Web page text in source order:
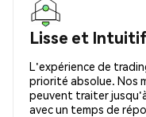
Lisse et Intuitif
L'expérience de
priorité absolue. Nos
peuvent traiter
avec un temps de